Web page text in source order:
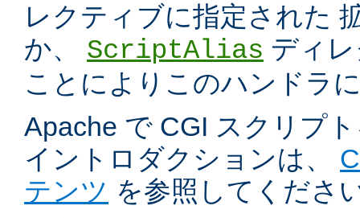
レクティブに指定された
か、 ScriptAlias ディ
ことによりこのハンドラ
Apache で CGI スクリプ
イントロダクションは、
テンツ を参照してくださ